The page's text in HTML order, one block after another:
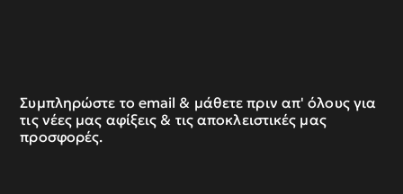
Συμπληρώστε το email & μάθετε πριν απ' όλους για
τις νέες μας αφίξεις & τις αποκλειστικές μας
προσφορές.